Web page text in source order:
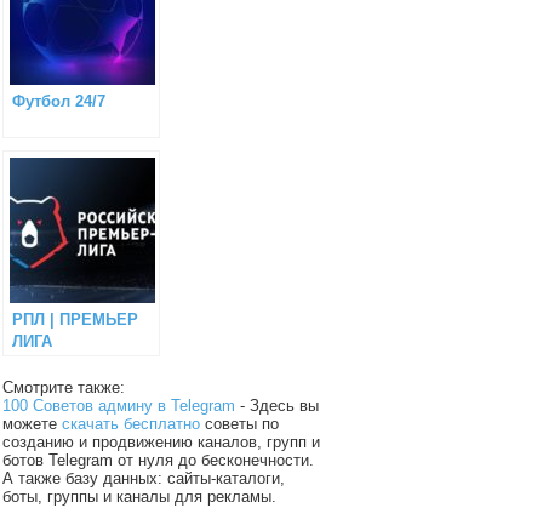
Футбол 24/7
РПЛ | ПРЕМЬЕР
ЛИГА
Смотрите также:
100 Советов админу в Telegram - Здесь вы
можетескачать бесплатно советы по
созданию и продвижению каналов, групп и
ботов Telegram от нуля до бесконечности.
А также базу данных: сайты-каталоги,
боты, группы и каналы для рекламы.